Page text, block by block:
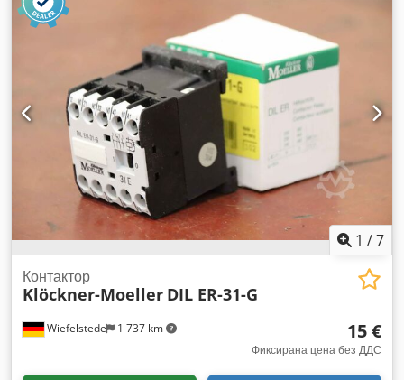
1 /7
Wiefelstede 1 737 km
Контактор
Klöckner-Moeller DIL ER-31-G
15 €
Фиксирана цена без ДДС